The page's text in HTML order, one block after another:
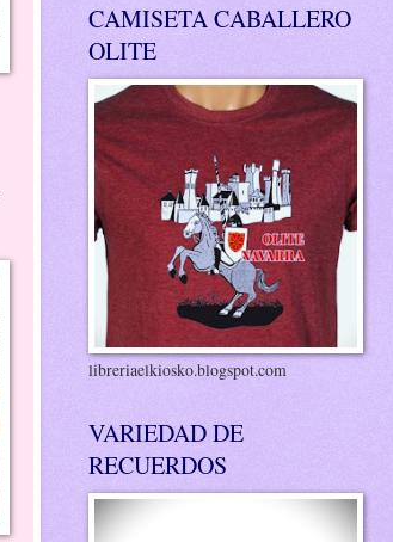
CAMISETA CABALLERO
OLITE
libreriaelkiosko.blogspot.com
VARIEDAD DE
RECUERDOS